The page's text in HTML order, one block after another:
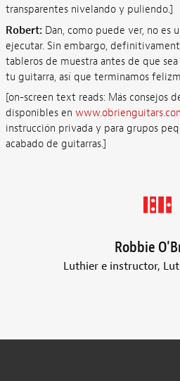
transparentes nivelando y puliendo.]
Robert: Dan, como puede ver, no es
ejecutar. Sin embargo,
tableros de muestra antes de que
tu guitarra, así que terminamos
[on-screen text reads: Más consejos
disponibles en
instrucción privada y para grupos
acabado de guitarras.]
Robbie
Luthier e instructor,